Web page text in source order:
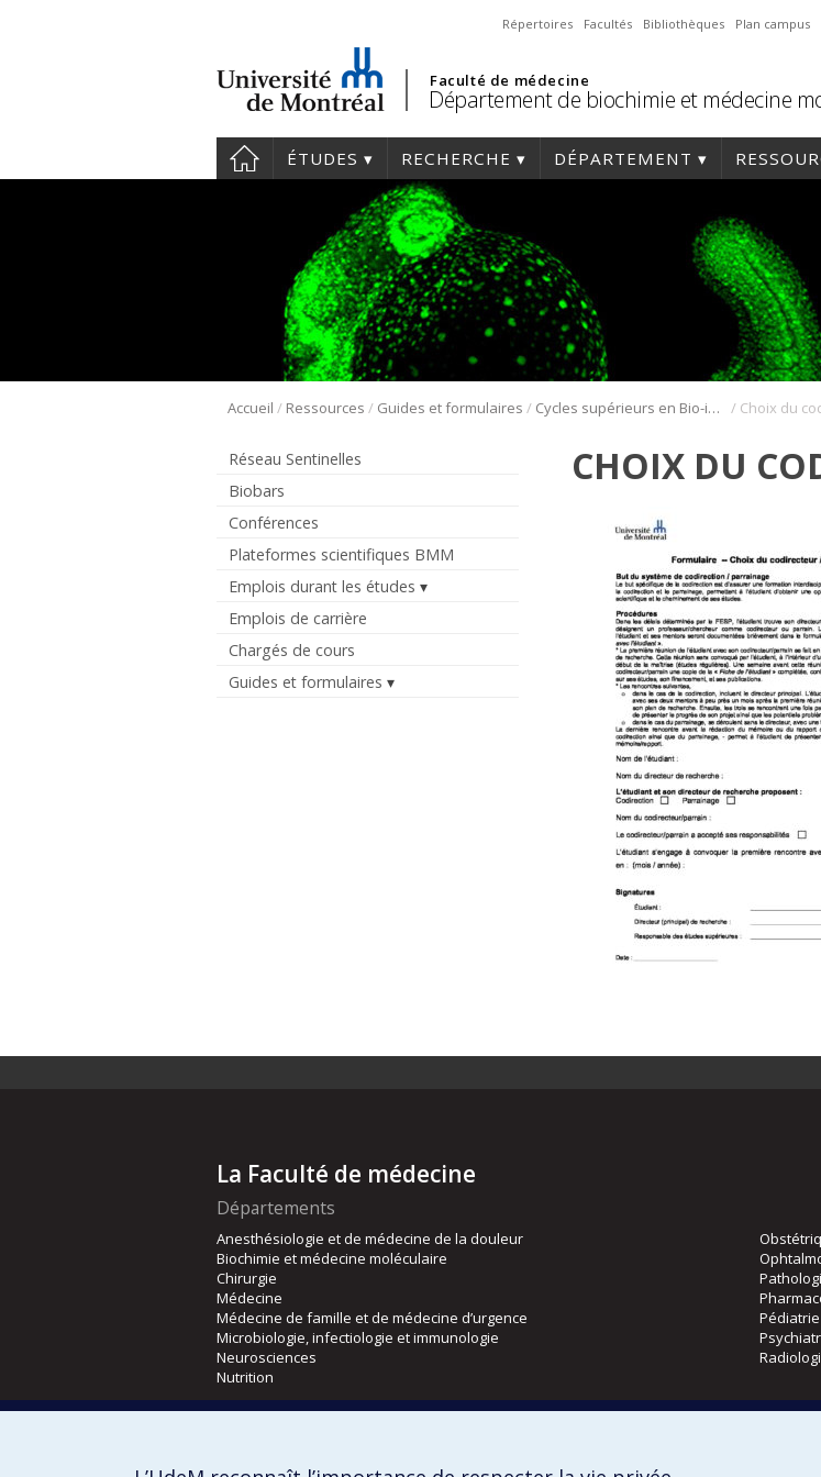
Répertoires Facultés Bibliothèques Plan campus
Faculté de médecine
Département de biochimie et médecine
ÉTUDES RECHERCHE DÉPARTEMENT
Accueil / Ressources / Guides et formulaires / Cycles supérieurs en Bio-informatique / Choix du
Réseau Sentinelles
Biobars
Conférences
Plateformes scientifiques BMM
Emplois durant les études
Emplois de carrière
Chargés de cours
Guides et formulaires
CHOIX DU
La Faculté de médecine
Départements
Anesthésiologie et de médecine de la douleur
Biochimie et médecine moléculaire
Chirurgie
Médecine
Médecine de famille et de médecine d’urgence
Microbiologie, infectiologie et immunologie
Neurosciences
Nutrition
Pédiatrie